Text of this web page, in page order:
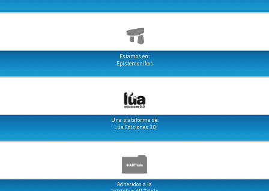
Estamos en:
Epistemonikos
Una plataforma de:
Lúa Ediciones 3.0
Adheridos a la